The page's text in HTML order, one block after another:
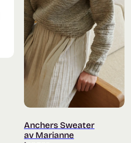
Anchers Sweater
av Marianne